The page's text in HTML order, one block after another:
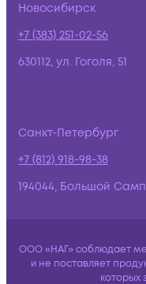
Новосибирск
+7 (383) 251-02-56
630112, ул. Гоголя, 51
Санкт-Петербург
+7 (812) 918-98-38
194044, Большой
ООО «НАГ» соблюдает
и не поставляет
которых